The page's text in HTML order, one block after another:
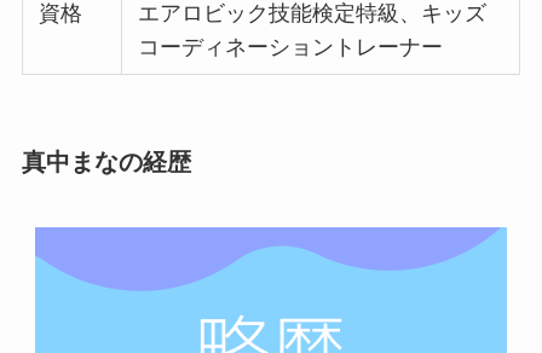
資格
エアロビック技能検定特級、キッズ
コーディネーショントレーナー
真中まなの経歴